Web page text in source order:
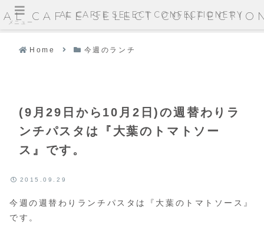
AL CAFFE SELECT
Home 今週のランチ
(9月29日から10月2日)の週替わりラ
ンチパスタは『大葉のトマトソー
ス』です。
2015.09.29
今週の週替わりランチパスタは『大葉のトマトソース』
です。
メニュー
AL CAFFE SELECT CONFECTIONERY